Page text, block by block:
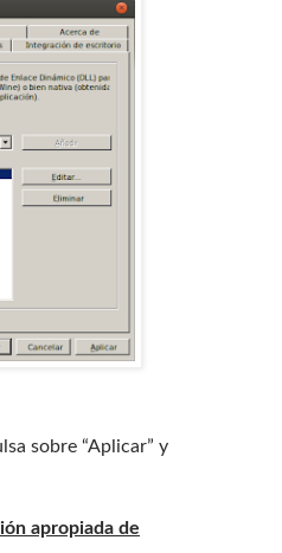
sobre “Aplicar” y
apropiada de